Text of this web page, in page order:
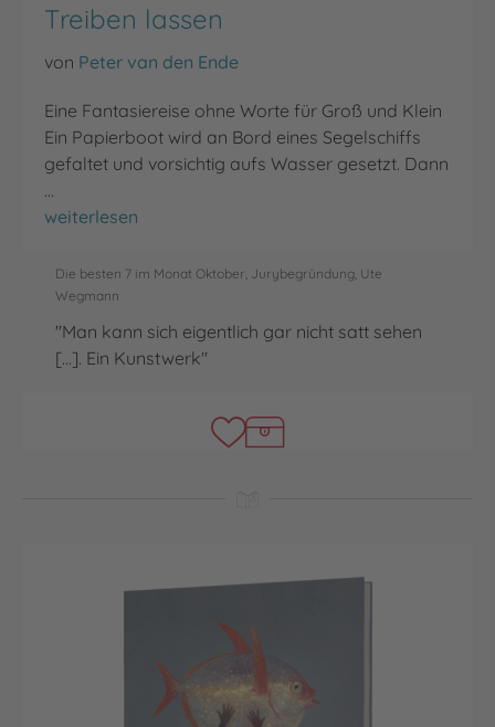
Treiben lassen
von Peter van den Ende
Eine Fantasiereise ohne Worte für Groß und Klein
Ein Papierboot wird an Bord eines Segelschiffs
gefaltet und vorsichtig aufs Wasser gesetzt. Dann
…
Treiben lassen
weiterlesen
Die besten 7 im Monat Oktober, Jurybegründung, Ute
Wegmann
"Man kann sich eigentlich gar nicht satt sehen
[...]. Ein Kunstwerk"